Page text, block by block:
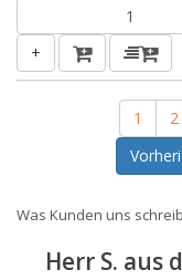
+
1 2
Was Kunden uns
Herr S. aus